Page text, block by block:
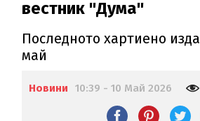
вестник "Дума"
Последното хартиено
май
Новини 10:39 - 10 Май 2026